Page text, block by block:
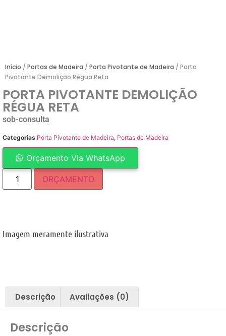
Início / Portas de Madeira / Porta Pivotante de Madeira / Porta
Pivotante Demolição Régua Reta
PORTA PIVOTANTE DEMOLIÇÃO
RÉGUA RETA
sob-consulta
Categorias Porta Pivotante de Madeira, Portas de Madeira
Orçamento Via WhatsApp
ORÇAMENTO
Imagem meramente ilustrativa
Descrição Avaliações (0)
Descrição